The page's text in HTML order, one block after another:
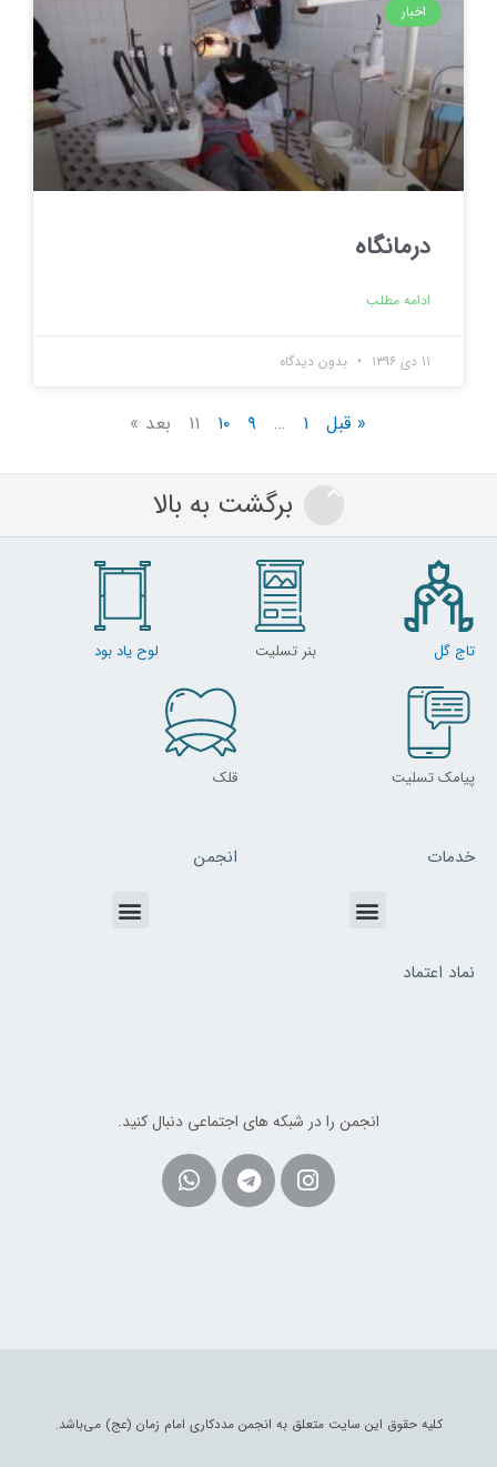
اخبار
درمانگاه
ادامه مطلب
۱۱ دی ۱۳۹۶ بدون دیدگاه
« قبل ۱ … ۹ ۱۰ ۱۱ بعد »
برگشت به بالا
تاج گل بنر تسلیت لوح یاد بود
پیامک تسلیت قلک
خدمات
Menu
انجمن
Menu
نماد اعتماد
انجمن را در شبکه های اجتماعی دنبال کنید.
Instagram
Telegram
Whatsapp
کلیه حقوق این سایت متعلق به انجمن مددکاری امام زمان (عج) می‌باشد.